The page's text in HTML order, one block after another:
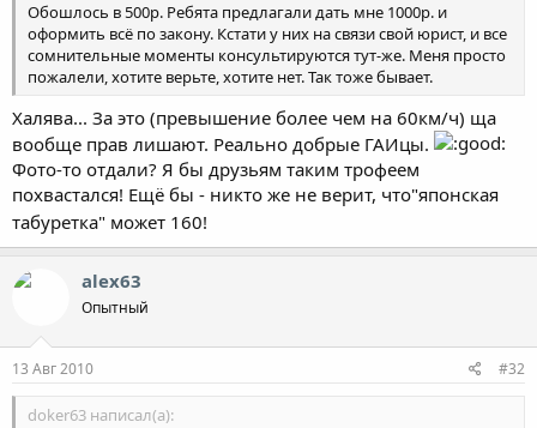
Обошлось в 500р. Ребята предлагали дать мне 1000р. и
оформить всё по закону. Кстати у них на связи свой юрист, и все
сомнительные моменты консультируются тут-же. Меня просто
пожалели, хотите верьте, хотите нет. Так тоже бывает.
Халява... За это (превышение более чем на 60км/ч) ща
вообще прав лишают. Реально добрые ГАИцы.
Фото-то отдали? Я бы друзьям таким трофеем
похвастался! Ещё бы - никто же не верит, что"японская
табуретка" может 160!
alex63
Опытный
13 Авг 2010 #32
doker63 написал(а):